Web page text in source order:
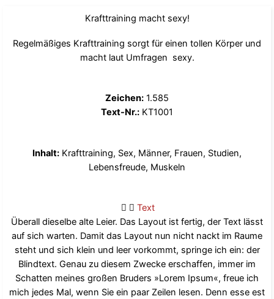
Krafttraining macht sexy!
Regelmäßiges Krafttraining sorgt für einen tollen Körper und
macht laut Umfragen sexy.
Zeichen: 1.585
Text-Nr.: KT1001
Inhalt: Krafttraining, Sex, Männer, Frauen, Studien,
Lebensfreude, Muskeln
Text
Überall dieselbe alte Leier. Das Layout ist fertig, der Text lässt
auf sich warten. Damit das Layout nun nicht nackt im Raume
steht und sich klein und leer vorkommt, springe ich ein: der
Blindtext. Genau zu diesem Zwecke erschaffen, immer im
Schatten meines großen Bruders »Lorem Ipsum«, freue ich
mich jedes Mal, wenn Sie ein paar Zeilen lesen. Denn esse est